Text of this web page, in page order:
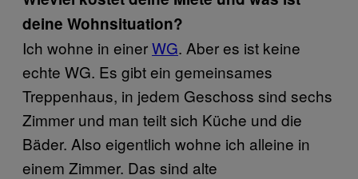
deine Wohnsituation?
Ich wohne in einerWG. Aber es ist keine
echte WG. Es gibt ein gemeinsames
Treppenhaus, in jedem Geschoss sind sechs
Zimmer und man teilt sich Küche und die
Bäder. Also eigentlich wohne ich alleine in
einem Zimmer. Das sind alte